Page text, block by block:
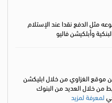
مثل الدفع نقدا عند الإستلام
وأبلكيشن فاليو
موقع الغزاوي من خلال ابليكشن
من خلال العديد من البنوك
لمعرفة لمزيد